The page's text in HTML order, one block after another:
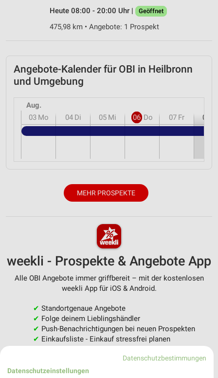
Heute 08:00 - 20:00 Uhr |
Geöffnet
475,98 km • Angebote: 1 Prospekt
Angebote-Kalender für OBI in Heilbronn
und Umgebung
Aug.
03 Mo 04 Di 05 Mi 06 Do 07 Fr 08
MEHR PROSPEKTE
weekli - Prospekte & Angebote App
Alle OBI Angebote immer griffbereit – mit der kostenlosen
weekli App für iOS & Android.
✔ Standortgenaue Angebote
✔ Folge deinem Lieblingshändler
✔ Push-Benachrichtigungen bei neuen Prospekten
✔ Einkaufsliste - Einkauf stressfrei planen
JETZT LADEN UND SPAREN!
Datenschutzbestimmungen
Datenschutzeinstellungen